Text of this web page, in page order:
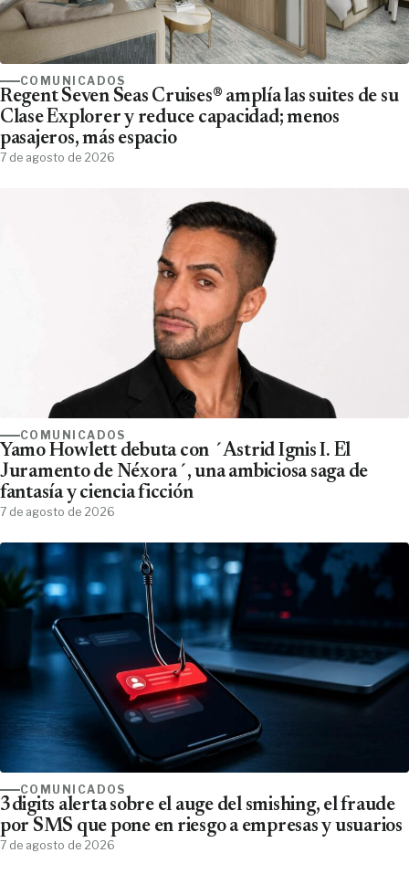
COMUNICADOS
Regent Seven Seas Cruises® amplía las suites de su
Clase Explorer y reduce capacidad; menos
pasajeros, más espacio
7 de agosto de 2026
COMUNICADOS
Yamo Howlett debuta con ´Astrid Ignis I. El
Juramento de Néxora´, una ambiciosa saga de
fantasía y ciencia ficción
7 de agosto de 2026
COMUNICADOS
3digits alerta sobre el auge del smishing, el fraude
por SMS que pone en riesgo a empresas y usuarios
7 de agosto de 2026